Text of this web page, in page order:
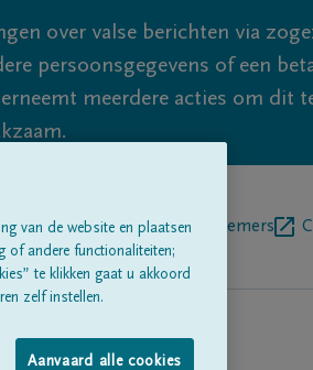
over valse berichten via
persoonsgegevens of een
meerdere acties om dit
Over onsBegrafenisondernemers
van de website en plaatsen
of andere functionaliteiten;
te klikken gaat u akkoord
zelf instellen.
Aanvaard alle cookies